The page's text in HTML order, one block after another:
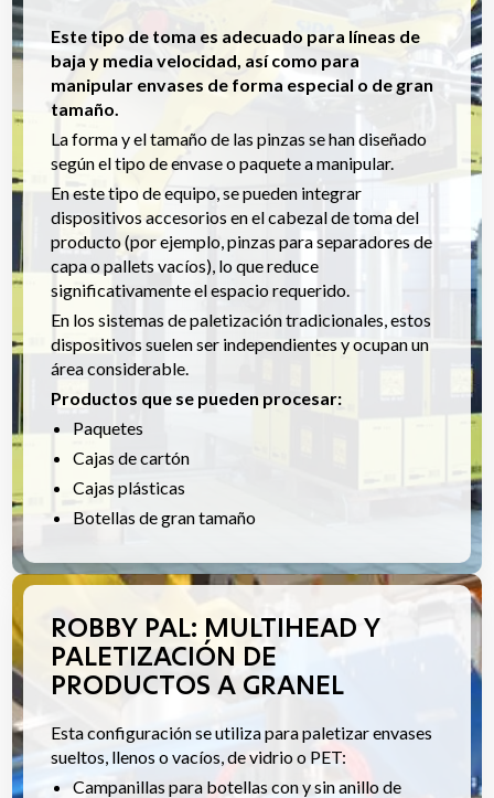
Este tipo de toma es adecuado para líneas de
baja y media velocidad, así como para
manipular envases de forma especial o de gran
tamaño.
La forma y el tamaño de las pinzas se han diseñado
según el tipo de envase o paquete a manipular.
En este tipo de equipo, se pueden integrar
dispositivos accesorios en el cabezal de toma del
producto (por ejemplo, pinzas para separadores de
capa o pallets vacíos), lo que reduce
significativamente el espacio requerido.
En los sistemas de paletización tradicionales, estos
dispositivos suelen ser independientes y ocupan un
área considerable.
Productos que se pueden procesar:
Paquetes
Cajas de cartón
Cajas plásticas
Botellas de gran tamaño
ROBBY PAL: MULTIHEAD Y
PALETIZACIÓN DE
PRODUCTOS A GRANEL
Esta configuración se utiliza para paletizar envases
sueltos, llenos o vacíos, de vidrio o PET:
Campanillas para botellas con y sin anillo de